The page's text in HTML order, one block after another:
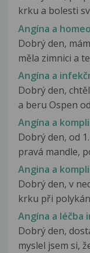
krku a bolesti
Angína a
Dobrý den,
měla zimnici a
Angína a
Dobrý den,
a beru Ospen
Angína a
Dobrý den, od
pravá mandle,
Angina a
Dobrý den, v
krku při
Angína a léčba
Dobrý den,
myslel jsem si,